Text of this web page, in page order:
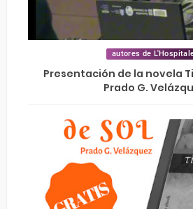
autores de
Presentación de la novela
Prado G.